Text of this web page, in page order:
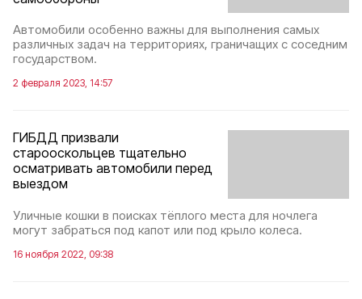
Автомобили особенно важны для выполнения самых
различных задач на территориях, граничащих с соседним
государством.
2 февраля 2023, 14:57
ГИБДД призвали
старооскольцев тщательно
осматривать автомобили перед
выездом
Уличные кошки в поисках тёплого места для ночлега
могут забраться под капот или под крыло колеса.
16 ноября 2022, 09:38